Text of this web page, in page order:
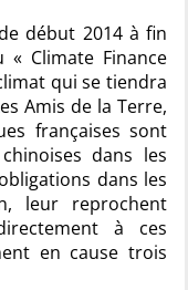
début 2014 à fin
« Climate Finance
qui se tiendra
Amis de la Terre,
françaises sont
dans les
dans les
leur reprochent
à ces
en cause trois